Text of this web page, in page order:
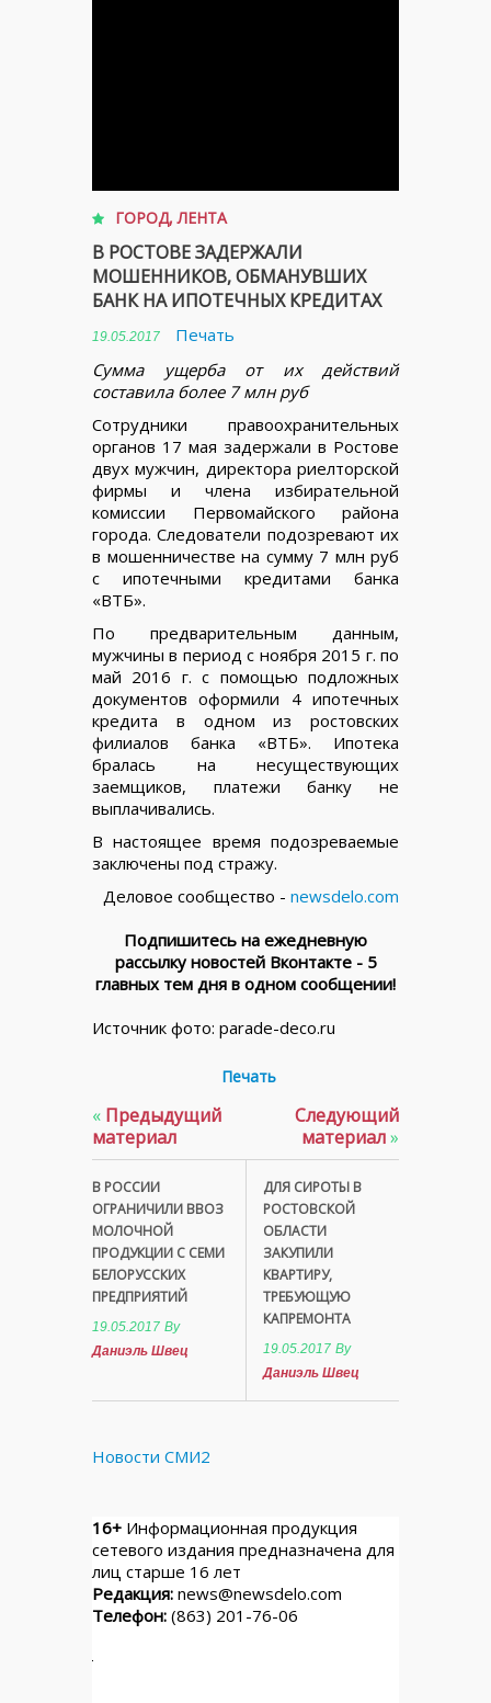
ГОРОД,ЛЕНТА
В РОСТОВЕ ЗАДЕРЖАЛИ
МОШЕННИКОВ, ОБМАНУВШИХ
БАНК НА ИПОТЕЧНЫХ КРЕДИТАХ
19.05.2017
Печать
Сумма ущерба от их действий
составила более 7 млн руб
Сотрудники правоохранительных
органов 17 мая задержали в Ростове
двух мужчин, директора риелторской
фирмы и члена избирательной
комиссии Первомайского района
города. Следователи подозревают их
в мошенничестве на сумму 7 млн руб
с ипотечными кредитами банка
«ВТБ».
По предварительным данным,
мужчины в период с ноября 2015 г. по
май 2016 г. с помощью подложных
документов оформили 4 ипотечных
кредита в одном из ростовских
филиалов банка «ВТБ». Ипотека
бралась на несуществующих
заемщиков, платежи банку не
выплачивались.
В настоящее время подозреваемые
заключены под стражу.
Деловое сообщество - newsdelo.com
Подпишитесь на ежедневную
рассылку новостей Вконтакте - 5
главных тем дня в одном сообщении!
Источник фото: parade-deco.ru
Печать
« Предыдущий
материал
В РОССИИ
ОГРАНИЧИЛИ ВВОЗ
МОЛОЧНОЙ
ПРОДУКЦИИ С СЕМИ
БЕЛОРУССКИХ
ПРЕДПРИЯТИЙ
19.05.2017 By
Даниэль Швец
Следующий
материал»
ДЛЯ СИРОТЫ В
РОСТОВСКОЙ
ОБЛАСТИ
ЗАКУПИЛИ
КВАРТИРУ,
ТРЕБУЮЩУЮ
КАПРЕМОНТА
19.05.2017 By
Даниэль Швец
Новости СМИ2
16+ Информационная продукция
сетевого издания предназначена для
лиц старше 16 лет
Редакция: news@newsdelo.com
Телефон: (863) 201-76-06